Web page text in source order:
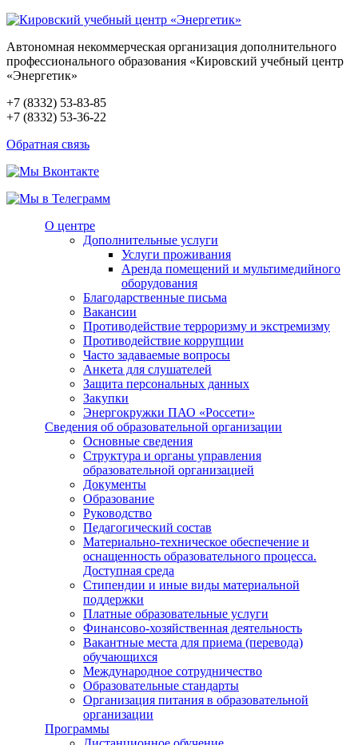
Автономная некоммерческая организация дополнительного
профессионального образования «Кировский учебный центр
«Энергетик»
+7 (8332) 53-83-85
+7 (8332) 53-36-22
Обратная связь
О центре
Дополнительные услуги
Услуги проживания
Аренда помещений и мультимедийного
оборудования
Благодарственные письма
Вакансии
Противодействие терроризму и экстремизму
Противодействие коррупции
Часто задаваемые вопросы
Анкета для слушателей
Защита персональных данных
Закупки
Энергокружки ПАО «Россети»
Сведения об образовательной организации
Основные сведения
Структура и органы управления
образовательной организацией
Документы
Образование
Руководство
Педагогический состав
Материально-техническое обеспечение и
оснащенность образовательного процесса.
Доступная среда
Стипендии и иные виды материальной
поддержки
Платные образовательные услуги
Финансово-хозяйственная деятельность
Вакантные места для приема (перевода)
обучающихся
Международное сотрудничество
Образовательные стандарты
Организация питания в образовательной
организации
Программы